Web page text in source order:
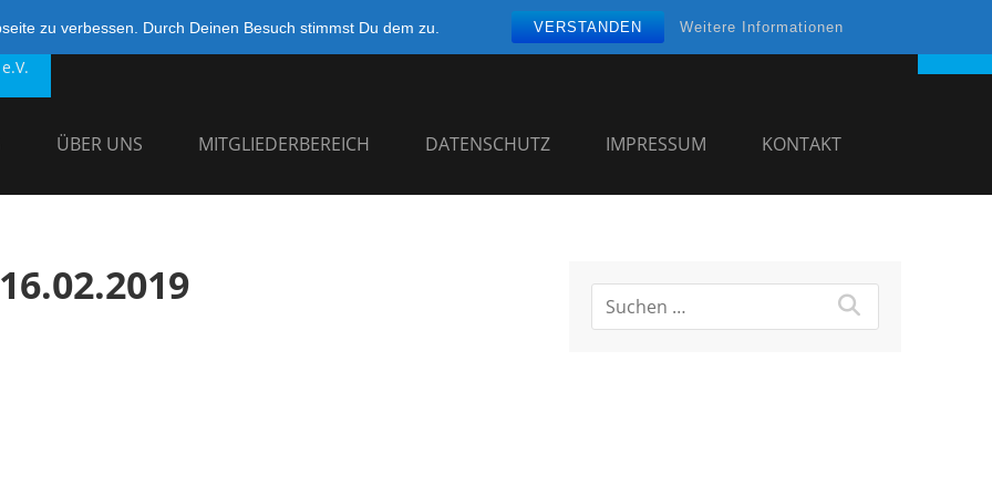
zu verbessen. Durch Deinen Besuch stimmst Du dem zu. VERSTANDEN Weitere Informationen
ÜBER UNS MITGLIEDERBEREICH DATENSCHUTZ IMPRESSUM KONTAKT